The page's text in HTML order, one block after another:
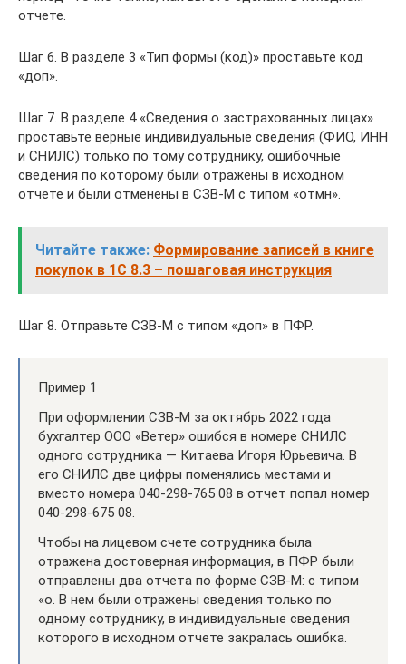
отчете.
Шаг 6. В разделе 3 «Тип формы (код)» проставьте код
«доп».
Шаг 7. В разделе 4 «Сведения о застрахованных лицах»
проставьте верные индивидуальные сведения (ФИО, ИНН
и СНИЛС) только по тому сотруднику, ошибочные
сведения по которому были отражены в исходном
отчете и были отменены в СЗВ-М с типом «отмн».
Читайте также: Формирование записей в книге
покупок в 1С 8.3 – пошаговая инструкция
Шаг 8. Отправьте СЗВ-М с типом «доп» в ПФР.
Пример 1
При оформлении СЗВ-М за октябрь 2022 года
бухгалтер ООО «Ветер» ошибся в номере СНИЛС
одного сотрудника — Китаева Игоря Юрьевича. В
его СНИЛС две цифры поменялись местами и
вместо номера 040-298-765 08 в отчет попал номер
040-298-675 08.
Чтобы на лицевом счете сотрудника была
отражена достоверная информация, в ПФР были
отправлены два отчета по форме СЗВ-М: с типом
«о. В нем были отражены сведения только по
одному сотруднику, в индивидуальные сведения
которого в исходном отчете закралась ошибка.